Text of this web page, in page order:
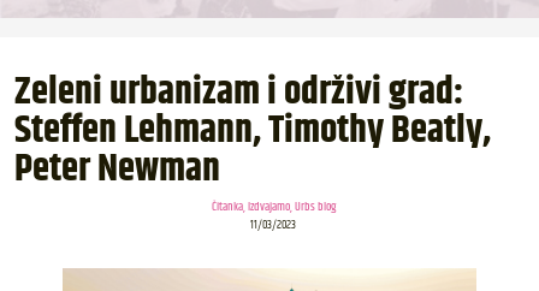
Zeleni urbanizam i održivi grad:
Steffen Lehmann, Timothy Beatly,
Peter Newman
Čitanka,Izdvajamo,Urbs blog
11/03/2023